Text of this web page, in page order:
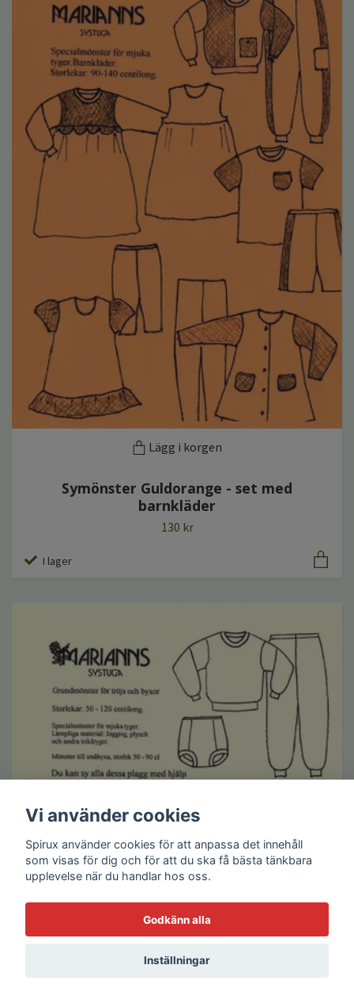
Lägg i korgen
Symönster Guldorange - set med
barnkläder
130 kr
I lager
Vi använder cookies
Spirux använder cookies för att anpassa det innehåll
som visas för dig och för att du ska få bästa tänkbara
upplevelse när du handlar hos oss.
Godkänn alla
Inställningar